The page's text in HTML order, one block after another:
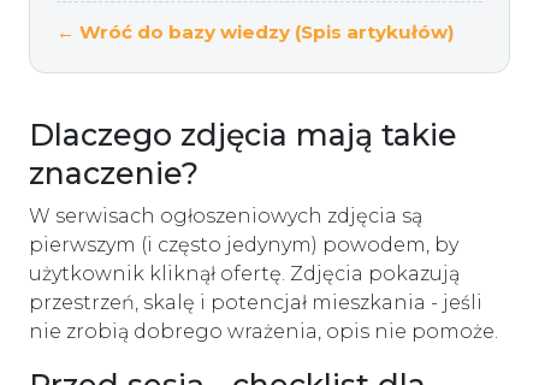
← Wróć do bazy wiedzy (Spis artykułów)
Dlaczego zdjęcia mają takie
znaczenie?
W serwisach ogłoszeniowych zdjęcia są
pierwszym (i często jedynym) powodem, by
użytkownik kliknął ofertę. Zdjęcia pokazują
przestrzeń, skalę i potencjał mieszkania - jeśli
nie zrobią dobrego wrażenia, opis nie pomoże.